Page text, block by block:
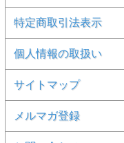
特定商取引法表示
個人情報の取扱い
サイトマップ
メルマガ登録